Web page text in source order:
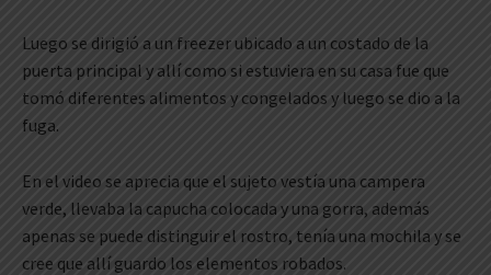
Luego se dirigió a un freezer ubicado a un costado de la
puerta principal y allí como si estuviera en su casa fue que
tomó diferentes alimentos y congelados y luego se dio a la
fuga.
En el video se aprecia que el sujeto vestía una campera
verde, llevaba la capucha colocada y una gorra, además
apenas se puede distinguir el rostro, tenía una mochila y se
cree que allí guardo los elementos robados.